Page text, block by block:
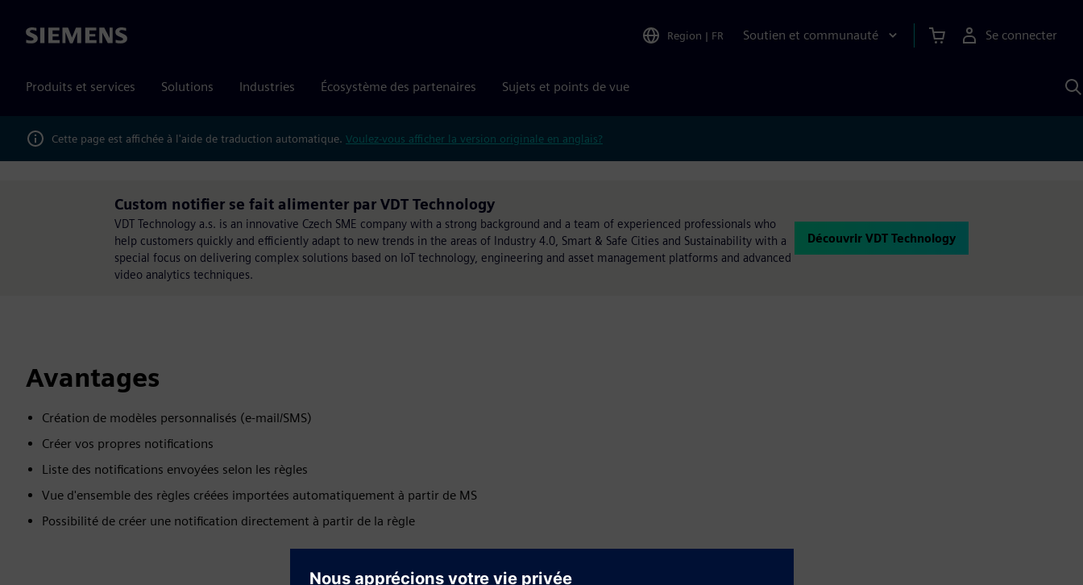
Siemens Region | FR Soutien et communauté Se connecter
Produits et services Solutions Industries Écosystème des partenaires Sujets et points de vue
Cette page est affichée à l'aide de traduction automatique. Voulez-vous afficher la version originale en anglais?
Custom notifier se fait alimenter par VDT Technology
VDT Technology a.s. is an innovative Czech SME company with a strong background and a team of experienced professionals who
help customers quickly and efficiently adapt to new trends in the areas of Industry 4.0, Smart & Safe Cities and Sustainability with a
special focus on delivering complex solutions based on IoT technology, engineering and asset management platforms and advanced
video analytics techniques.
Découvrir VDT Technology
Avantages
Création de modèles personnalisés (e-mail/SMS)
Créer vos propres notifications
Liste des notifications envoyées selon les règles
Vue d'ensemble des règles créées importées automatiquement à partir de MS
Possibilité de créer une notification directement à partir de la règle